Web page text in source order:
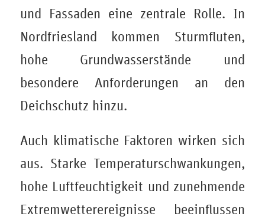
und Fassaden eine zentrale Rolle. In
Nordfriesland kommen Sturmfluten,
hohe Grundwasserstände und
besondere Anforderungen an den
Deichschutz hinzu.
Auch klimatische Faktoren wirken sich
aus. Starke Temperaturschwankungen,
hohe Luftfeuchtigkeit und zunehmende
Extremwetterereignisse beeinflussen